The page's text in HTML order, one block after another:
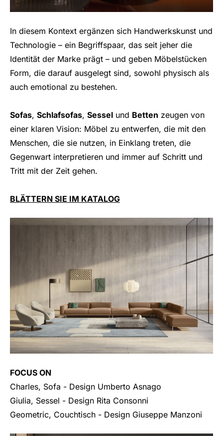
In diesem Kontext ergänzen sich Handwerkskunst und
Technologie – ein Begriffspaar, das seit jeher die
Identität der Marke prägt – und geben Möbelstücken
Form, die darauf ausgelegt sind, sowohl physisch als
auch emotional zu bestehen.
Sofas, Schlafsofas, Sessel und Betten zeugen von
einer klaren Vision: Möbel zu entwerfen, die mit den
Menschen, die sie nutzen, in Einklang treten, die
Gegenwart interpretieren und immer auf Schritt und
Tritt mit der Zeit gehen.
BLÄTTERN SIE IM KATALOG
FOCUS ON
Charles, Sofa - Design Umberto Asnago
Giulia, Sessel - Design Rita Consonni
Geometric, Couchtisch - Design Giuseppe Manzoni